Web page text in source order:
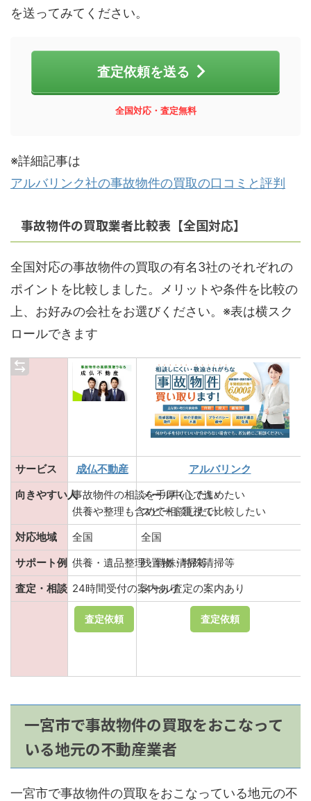
を送ってみてください。
査定依頼を送る
全国対応・ 査定無料
※詳細記事は
アルバリンク社の事故物件の買取の口コミと評判
事故物件の買取業者比較表【全国対応】
全国対応の事故物件の買取の有名3社のそれぞれの
ポイントを比較しました。メリットや条件を比較の
上、お好みの会社をお選びください。※表は横スク
ロールできます
サービス 成仏不動産
アルバリンク
向きやすい人事故物件の相談を手厚くしたい
供養や整理も含めて相談したい
メール中心で進めたい
スピード重視で比較したい
対応地域 全国 全国
サポート例 供養・遺品整理・特殊清掃等
残置物・特殊清掃等
査定・相談 24時間受付の案内ありメール査定の案内あり
査定依頼 査定依頼
一宮市で事故物件の買取をおこなって
いる地元の不動産業者
一宮市で事故物件の買取をおこなっている地元の不